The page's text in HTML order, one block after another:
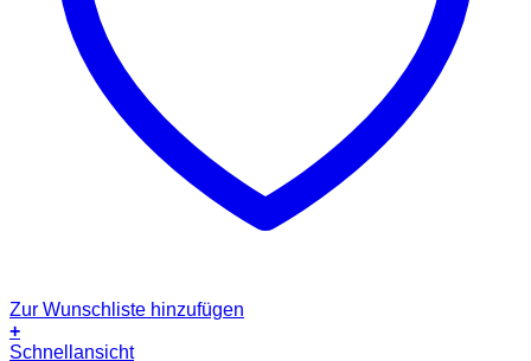
Zur Wunschliste hinzufügen
+
Schnellansicht